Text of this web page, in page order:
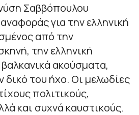
Σαββόπουλου
για την ελληνική
από την
την ελληνική
ακούσματα,
δικό του ήχο. Οι μελωδίες
πολιτικούς,
και συχνά καυστικούς.